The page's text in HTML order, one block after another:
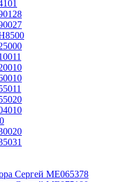
Сергей ME065378